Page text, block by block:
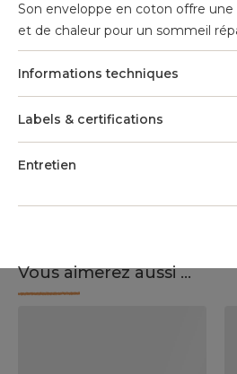
Son enveloppe en coton offre
et de chaleur pour un sommeil
Informations techniques
Labels & certifications
Entretien
Vous aimerez aussi ...